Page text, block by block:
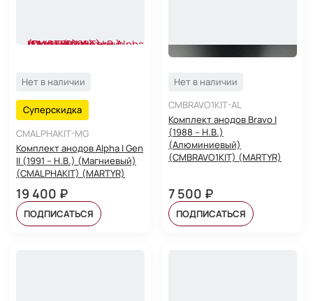
Нет в наличии
Суперскидка
CMALPHAKIT-MG
Комплект анодов Alpha I Gen
II (1991 – Н.В.) (Магниевый)
(CMALPHAKIT) (MARTYR)
19 400 ₽
ПОДПИСАТЬСЯ
Нет в наличии
CMBRAVO1KIT-AL
Комплект анодов Bravo I
(1988 – Н.В.)
(Алюминиевый)
(CMBRAVO1KIT) (MARTYR)
7 500 ₽
ПОДПИСАТЬСЯ